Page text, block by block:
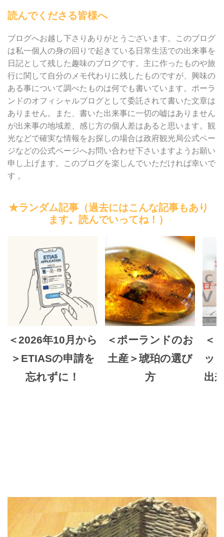
読んでくださる皆様へ
ブログへお越し下さりありがとうございます。このブログ
は私一個人の身の回りで起きている日常生活での出来事を
日記として残した趣味のブログです。主に作ったものや旅
行に関して自分のメモ代わりに残したものですが、興味の
ある事について調べたものは何でも書いています。ポーラ
ンドのオフィシャルブログとして委託されて書いた文章は
ありません。また、書いた出来事に一切の嘘はありません
が出来事の地域差、感じ方の個人差はあると思います。観
光などで確実な情報をお探しの場合は政府観光局公式ペー
ジなどの公式ページへお問い合わせ下さいますようお願い
申し上げます。このブログを楽しんでいただければ幸いで
す 。
★ランダム記事（過去にはこんな記事もあり
ます。読んでいってね！）
＜2026年10月から
＞ETIASの申請を
忘れずに！
＜ポーランドのお
土産＞琥珀の選び
方
＜
ッ
出